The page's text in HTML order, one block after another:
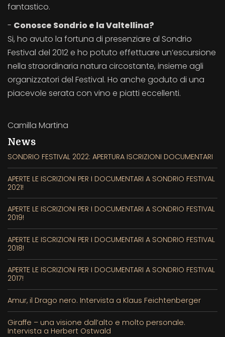
fantastico.
- Conosce Sondrio e la Valtellina?
Si, ho avuto la fortuna di presenziare al Sondrio
Festival del 2012 e ho potuto effettuare un’escursione
nella straordinaria natura circostante, insieme agli
organizzatori del Festival. Ho anche goduto di una
piacevole serata con vino e piatti eccellenti.
Camilla Martina
News
SONDRIO FESTIVAL 2022: APERTURA ISCRIZIONI DOCUMENTARI
APERTE LE ISCRIZIONI PER I DOCUMENTARI A SONDRIO FESTIVAL
2021!
APERTE LE ISCRIZIONI PER I DOCUMENTARI A SONDRIO FESTIVAL
2019!
APERTE LE ISCRIZIONI PER I DOCUMENTARI A SONDRIO FESTIVAL
2018!
APERTE LE ISCRIZIONI PER I DOCUMENTARI A SONDRIO FESTIVAL
2017!
Amur, il Drago nero. Intervista a Klaus Feichtenberger
Giraffe – una visione dall’alto e molto personale.
Intervista a Herbert Ostwald